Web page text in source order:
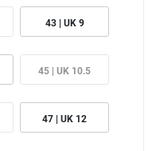
43 | UK 9
45 | UK 10.5
47 | UK 12